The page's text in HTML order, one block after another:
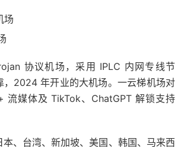
场
协议机场，采用 IPLC 内网专线节
，2024 年开业的大机场。一云梯机场对
流媒体及 TikTok、ChatGPT 解锁支持
、台湾、新加坡、美国、韩国、马来西